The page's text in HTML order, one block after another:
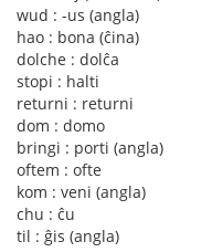
wud : -us (angla)
hao : bona (ĉina)
dolche : dolĉa
stopi : halti
returni : returni
dom : domo
bringi : porti (angla)
oftem : ofte
kom : veni (angla)
chu : ĉu
til : ĝis (angla)